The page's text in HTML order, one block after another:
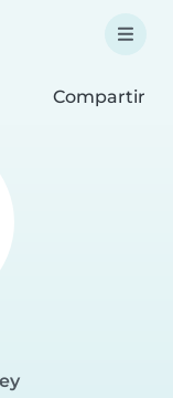
Compartir